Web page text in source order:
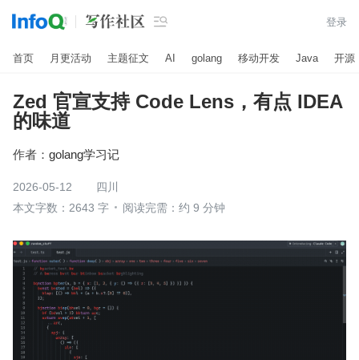
 登录
首页 月更活动 主题征文 AI golang 移动开发 Java 开源
Zed 官宣支持 Code Lens，有点 IDEA
的味道
作者： golang学习记
2026-05-12
四川
本文字数：2643 字
阅读完需：约 9 分钟